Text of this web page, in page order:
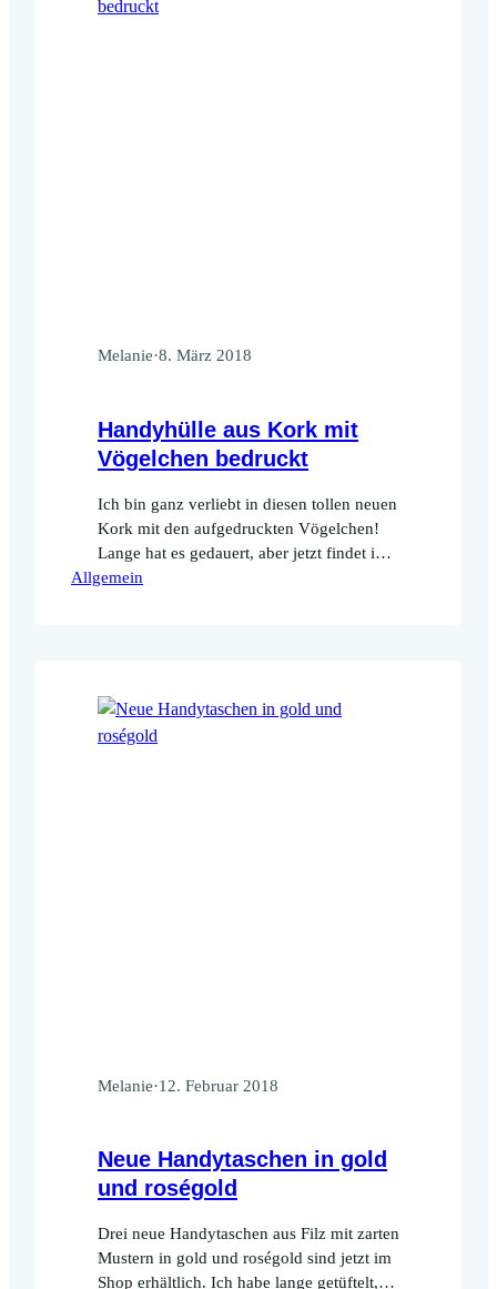
Melanie·8. März 2018
Handyhülle aus Kork mit
Vögelchen bedruckt
Ich bin ganz verliebt in diesen tollen neuen
Kork mit den aufgedruckten Vögelchen!
Lange hat es gedauert, aber jetzt findet ihr
die schönen frühlingshaften Handyhüllen
Allgemein
Melanie·12. Februar 2018
Neue Handytaschen in gold
und roségold
Drei neue Handytaschen aus Filz mit zarten
Mustern in gold und roségold sind jetzt im
Shop erhältlich. Ich habe lange getüftelt,